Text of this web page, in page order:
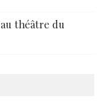
théâtre du